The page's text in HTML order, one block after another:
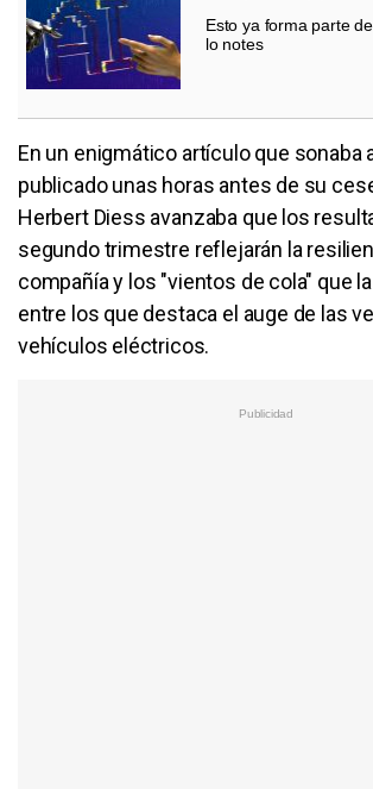
Esto ya forma parte
lo notes
En un enigmático artículo que sonaba
publicado unas horas antes de su
Herbert Diess avanzaba que los
segundo trimestre reflejarán la
compañía y los "vientos de cola" que
entre los que destaca el auge de las
vehículos eléctricos.